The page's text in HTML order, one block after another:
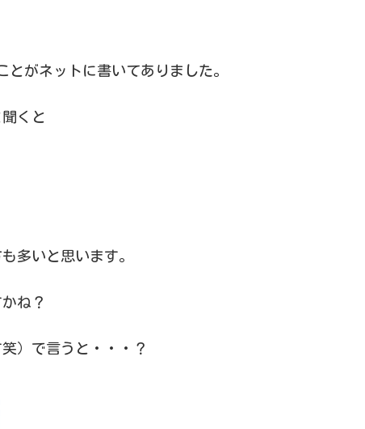
がネットに書いてありました。
くと
多いと思います。
ね？
）で言うと・・・？